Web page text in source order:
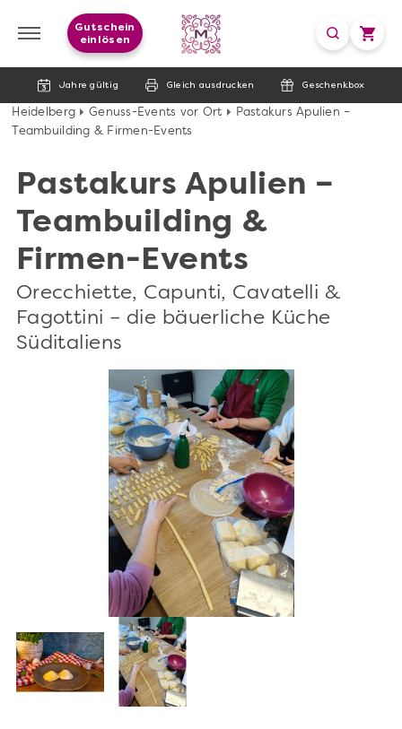
Jahre gültig Gleich ausdrucken Geschenkbox
Gutschein
einlösen
Heidelberg Genuss-Events vor Ort
Pastakurs Apulien –
Teambuilding & Firmen-Events
Pastakurs Apulien –
Teambuilding &
Firmen-Events
Orecchiette, Capunti, Cavatelli &
Fagottini – die bäuerliche Küche
Süditaliens